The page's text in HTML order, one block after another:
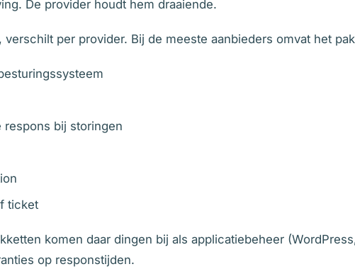
De provider houdt hem draaiende.
per provider. Bij de meeste aanbieders omvat het
bij storingen
ticket
komen daar dingen bij als applicatiebeheer
op responstijden.